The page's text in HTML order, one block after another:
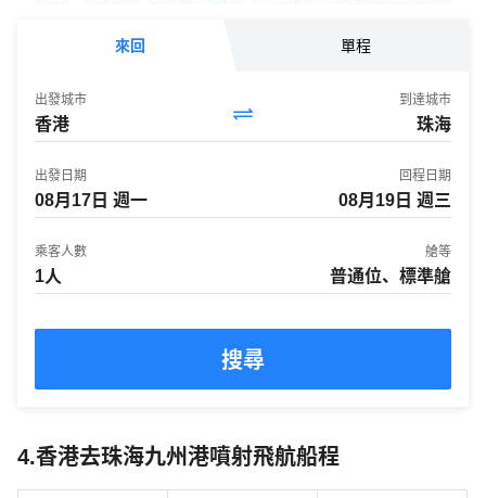
來回 單程
出發城市
香港
到達城市
珠海
出發日期 回程日期
乘客人數
1人
艙等
普通位、標準艙
搜尋
4.香港去珠海九州港噴射飛航船程